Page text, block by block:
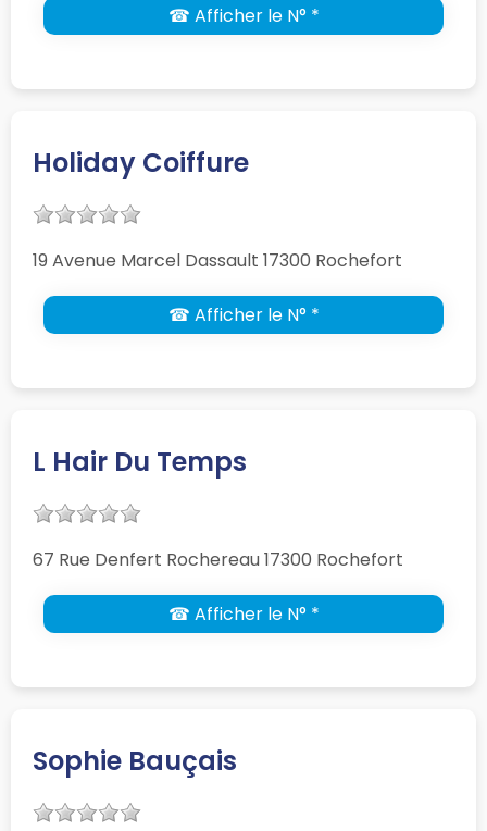
☎ Afficher le N° *
Holiday Coiffure
19 Avenue Marcel Dassault 17300 Rochefort
☎ Afficher le N° *
L Hair Du Temps
67 Rue Denfert Rochereau 17300 Rochefort
☎ Afficher le N° *
Sophie Bauçais